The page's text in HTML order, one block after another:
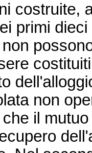
costruite,
primi
non
il